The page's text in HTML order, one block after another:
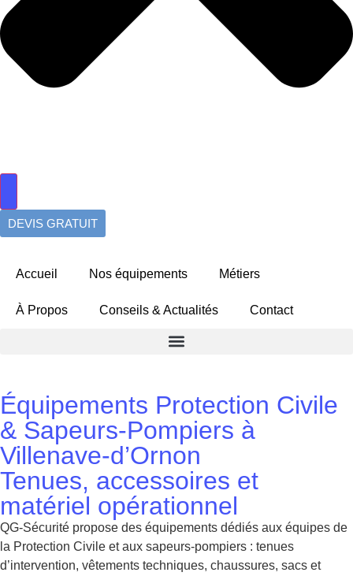
DEVIS GRATUIT
Accueil Nos équipements Métiers
À Propos Conseils & Actualités Contact
Équipements Protection Civile
& Sapeurs-Pompiers à
Villenave-d’Ornon
Tenues, accessoires et
matériel opérationnel
QG-Sécurité propose des équipements dédiés aux équipes de
la Protection Civile et aux sapeurs-pompiers : tenues
d’intervention, vêtements techniques, chaussures, sacs et